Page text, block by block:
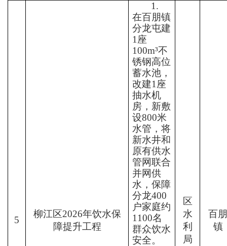
5
柳江区2026年饮水保
障提升工程
1.
在百朋镇
分龙屯建
1 座
100m³不
锈钢高位
蓄水池，
改建1 座
抽水机
房，新敷
设800米
水管，将
新水井和
原有供水
管网联合
并网供
水，保障
分龙400
户家庭约
1100名
群众饮水
安全。
区
水
利
局
百朋
镇